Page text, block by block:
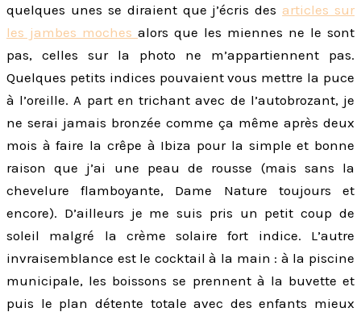
quelques unes se diraient que j’écris des articles sur
les jambes moches alors que les miennes ne le sont
pas, celles sur la photo ne m’appartiennent pas.
Quelques petits indices pouvaient vous mettre la puce
à l’oreille. A part en trichant avec de l’autobrozant, je
ne serai jamais bronzée comme ça même après deux
mois à faire la crêpe à Ibiza pour la simple et bonne
raison que j’ai une peau de rousse (mais sans la
chevelure flamboyante, Dame Nature toujours et
encore). D’ailleurs je me suis pris un petit coup de
soleil malgré la crème solaire fort indice. L’autre
invraisemblance est le cocktail à la main : à la piscine
municipale, les boissons se prennent à la buvette et
puis le plan détente totale avec des enfants mieux